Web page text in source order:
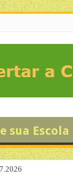
sua Escola